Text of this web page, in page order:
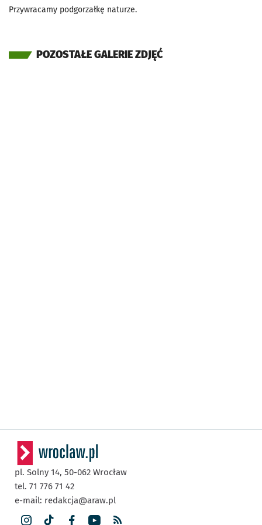
Przywracamy podgorzałkę naturze.
POZOSTAŁE GALERIE ZDJĘĆ
pl. Solny 14, 50-062 Wrocław
tel. 71 776 71 42
e-mail: redakcja@araw.pl